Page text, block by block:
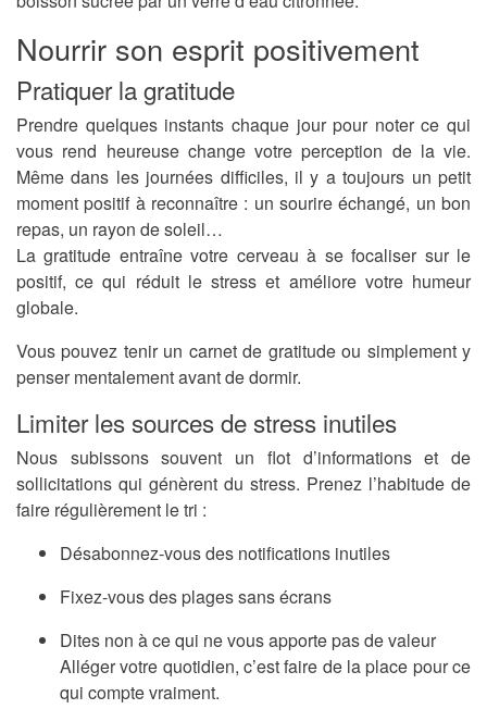
Nourrir son esprit positivement
Pratiquer la gratitude
Prendre quelques instants chaque jour pour noter ce qui
vous rend heureuse change votre perception de la vie.
Même dans les journées difficiles, il y a toujours un petit
moment positif à reconnaître : un sourire échangé, un bon
repas, un rayon de soleil…
La gratitude entraîne votre cerveau à se focaliser sur le
positif, ce qui réduit le stress et améliore votre humeur
globale.
Vous pouvez tenir un carnet de gratitude ou simplement y
penser mentalement avant de dormir.
Limiter les sources de stress inutiles
Nous subissons souvent un flot d’informations et de
sollicitations qui génèrent du stress. Prenez l’habitude de
faire régulièrement le tri :
Désabonnez-vous des notifications inutiles
Fixez-vous des plages sans écrans
Dites non à ce qui ne vous apporte pas de valeur
Alléger votre quotidien, c’est faire de la place pour ce
qui compte vraiment.